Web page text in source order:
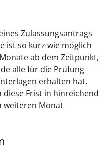
Zulassungsantrags
ist so kurz wie möglich
ab dem Zeitpunkt,
alle für die Prüfung
erhalten hat.
diese Frist in hinreichend
weiteren Monat